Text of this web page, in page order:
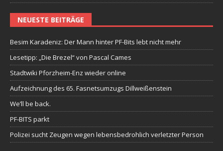
NEUESTE BEITRÄGE
Besim Karadeniz: Der Mann hinter PF-Bits lebt nicht mehr
Lesetipp: „Die Brezel“ von Pascal Cames
Stadtwiki Pforzheim-Enz wieder online
Aufzeichnung des 65. Fasnetsumzugs Dillweißenstein
We’ll be back.
PF-BITS parkt
Polizei sucht Zeugen wegen lebensbedrohlich verletzter Person